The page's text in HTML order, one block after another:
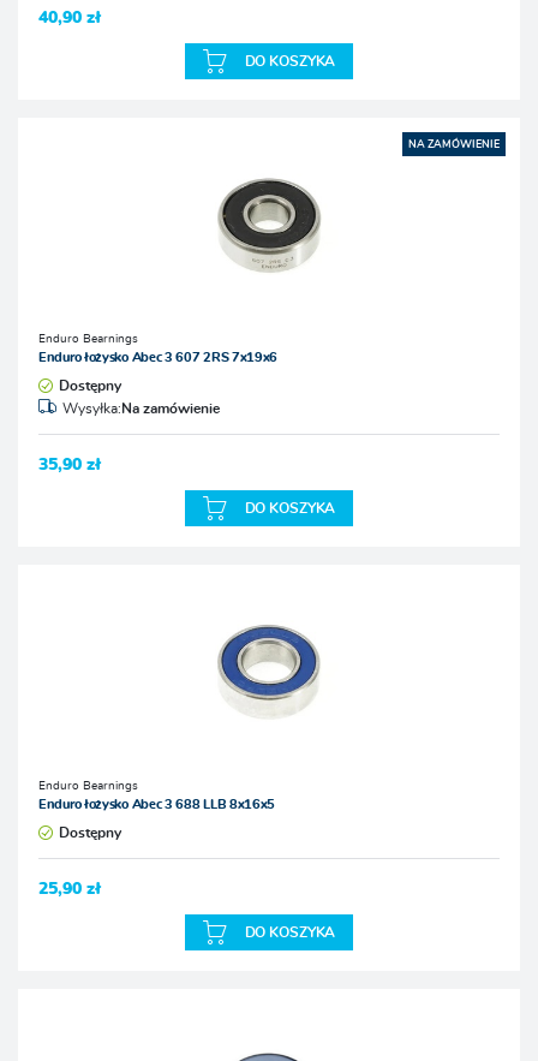
40,90 zł
DO KOSZYKA
NA ZAMÓWIENIE
Enduro Bearnings
Enduro łożysko Abec 3 607 2RS 7x19x6
Dostępny
Wysyłka: Na zamówienie
35,90 zł
DO KOSZYKA
Enduro Bearnings
Enduro łożysko Abec 3 688 LLB 8x16x5
Dostępny
25,90 zł
DO KOSZYKA